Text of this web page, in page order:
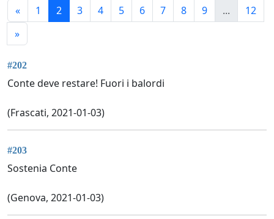
« 1 2 3 4 5 6 7 8 9 ...
12
»
#202
Conte deve restare! Fuori i balordi
(Frascati, 2021-01-03)
#203
Sostenia Conte
(Genova, 2021-01-03)